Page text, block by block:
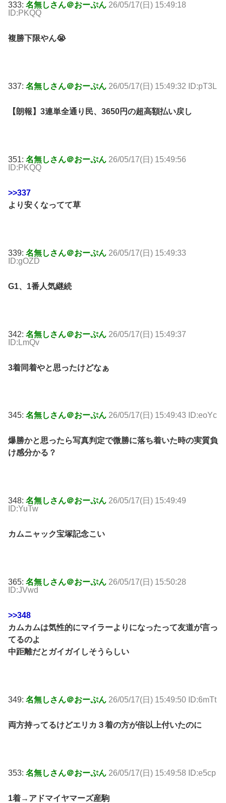
333: 名無しさん＠おーぷん 26/05/17(日) 15:49:18
ID:PKQQ
複勝下限やん😭
337: 名無しさん＠おーぷん 26/05/17(日) 15:49:32 ID:pT3L
【朗報】3連単全通り民、3650円の超高額払い戻し
351: 名無しさん＠おーぷん 26/05/17(日) 15:49:56
ID:PKQQ
>>337
より安くなってて草
339: 名無しさん＠おーぷん 26/05/17(日) 15:49:33
ID:gOZD
G1、1番人気継続
342: 名無しさん＠おーぷん 26/05/17(日) 15:49:37
ID:LmQv
3着同着やと思ったけどなぁ
345: 名無しさん＠おーぷん 26/05/17(日) 15:49:43 ID:eoYc
爆勝かと思ったら写真判定で微勝に落ち着いた時の実質負
け感分かる？
348: 名無しさん＠おーぷん 26/05/17(日) 15:49:49
ID:YuTw
カムニャック宝塚記念こい
365: 名無しさん＠おーぷん 26/05/17(日) 15:50:28
ID:JVwd
>>348
カムカムは気性的にマイラーよりになったって友道が言っ
てるのよ
中距離だとガイガイしそうらしい
349: 名無しさん＠おーぷん 26/05/17(日) 15:49:50 ID:6mTt
両方持ってるけどエリカ３着の方が倍以上付いたのに
353: 名無しさん＠おーぷん 26/05/17(日) 15:49:58 ID:e5cp
1着→アドマイヤマーズ産駒